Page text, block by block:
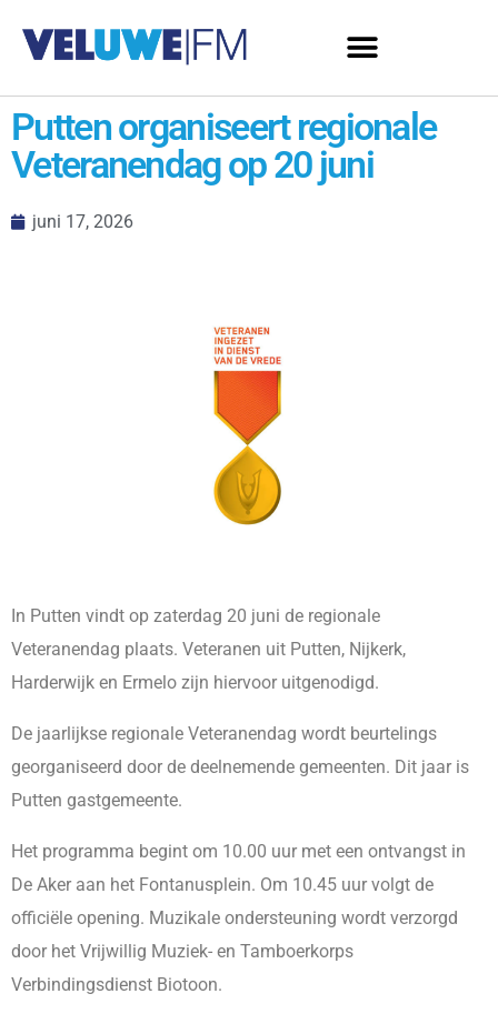
Putten organiseert regionale
Veteranendag op 20 juni
juni 17, 2026
In Putten vindt op zaterdag 20 juni de regionale
Veteranendag plaats. Veteranen uit Putten, Nijkerk,
Harderwijk en Ermelo zijn hiervoor uitgenodigd.
De jaarlijkse regionale Veteranendag wordt beurtelings
georganiseerd door de deelnemende gemeenten. Dit jaar is
Putten gastgemeente.
Het programma begint om 10.00 uur met een ontvangst in
De Aker aan het Fontanusplein. Om 10.45 uur volgt de
officiële opening. Muzikale ondersteuning wordt verzorgd
door het Vrijwillig Muziek- en Tamboerkorps
Verbindingsdienst Biotoon.